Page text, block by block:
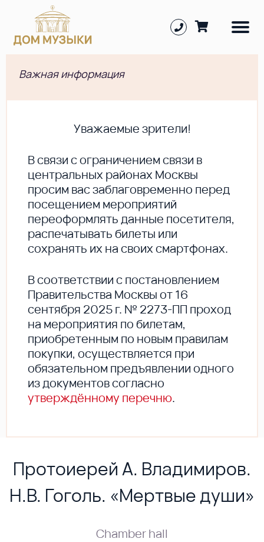
Важная информация
Уважаемые зрители!
В cвязи с ограничением связи в
центральных районах Москвы
просим вас заблаговременно перед
посещением мероприятий
переоформлять данные посетителя,
распечатывать билеты или
сохранять их на своих смартфонах.
В соответствии с постановлением
Правительства Москвы от 16
сентября 2025 г. № 2273-ПП проход
на мероприятия по билетам,
приобретенным по новым правилам
покупки, осуществляется при
обязательном предъявлении одного
из документов согласно
утверждённому перечню.
Протоиерей А. Владимиров.
Н.В. Гоголь. «Мертвые души»
Chamber hall